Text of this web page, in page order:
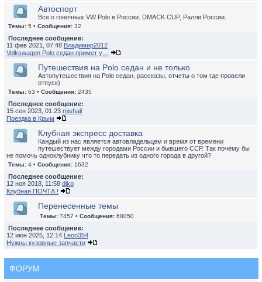
Автоспорт
Все о гоночных VW Polo в России. DMACK CUP, Ралли России.
Темы: 5 • Сообщения: 32
Последнее сообщение:
11 фев 2021, 07:48 Владимир2012
Volkswagen Polo седан примет у…
Путешествия на Polo седан и не только
Автопутешествия на Polo седан, рассказы, отчеты о том где провели
отпуск)
Темы: 63 • Сообщения: 2435
Последнее сообщение:
15 сен 2023, 01:23 mishail
Поездка в Крым
Клубная экспресс доставка
Каждый из нас является автовладельцем и время от времени
путешествует между городами России и бывшего ССР. Так почему бы
не помочь одноклубнику что то передать из одного города в другой?
Темы: 4 • Сообщения: 1632
Последнее сообщение:
12 ноя 2018, 11:58 diko
Клубная ПОЧТА !
Перенесенные темы
Темы: 7457 • Сообщения: 68050
Последнее сообщение:
12 июн 2025, 12:14 Leon354
Нужны кузовные запчасти
ФОРУМ